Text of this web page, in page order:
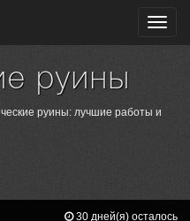
руины
руины: лучшие работы и
30 дней(я) осталось